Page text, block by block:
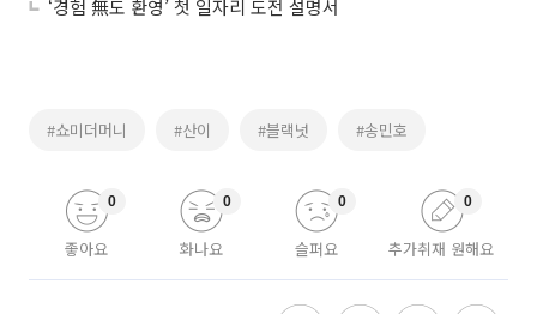
‘경험 無도 환영’ 첫 일자리 도전 설명서
#쇼미더머니 #산이 #블랙넛 #송민호
좋아요
0
화나요
0
슬퍼요
0
추가취재 원해요
0